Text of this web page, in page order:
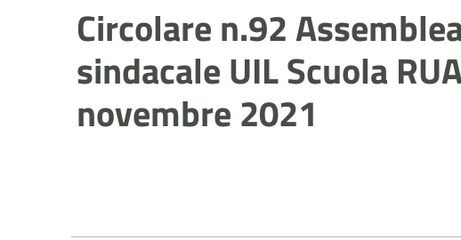
Circolare n.92
sindacale UIL Scuola
novembre 2021